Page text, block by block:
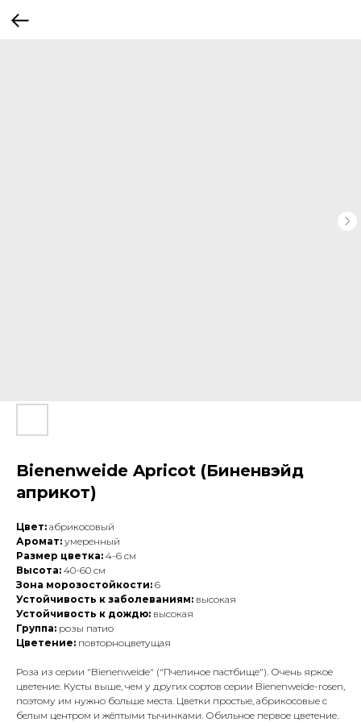
Bienenweide Apricot (Биненвэйд
априкот)
Цвет: абрикосовый
Аромат: умеренный
Размер цветка: 4-6 см
Высота: 40-60 см
Зона морозостойкости: 6
Устойчивость к заболеваниям: высокая
Устойчивость к дождю: высокая
Группа: розы патио
Цветение: повторноцветущая
Роза из серии "Bienenweide" ("Пчелиное пастбище"). Очень яркое
цветение. Кусты выше, чем у других сортов серии Bienenweide-rosen,
поэтому им нужно больше места. Цветки простые, абрикосовые с
белым центром и жёлтыми тычинками. Обильное первое цветение.